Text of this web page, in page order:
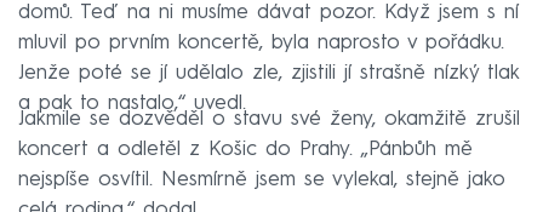
domů. Teď na ni musíme dávat pozor. Když jsem s ní
mluvil po prvním koncertě, byla naprosto v pořádku.
Jenže poté se jí udělalo zle, zjistili jí strašně nízký tlak
a pak to nastalo,“ uvedl.
Jakmile se dozvěděl o stavu své ženy, okamžitě zrušil
koncert a odletěl z Košic do Prahy. „Pánbůh mě
nejspíše osvítil. Nesmírně jsem se vylekal, stejně jako